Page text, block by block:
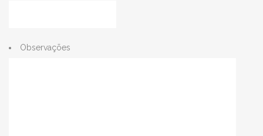
Observações